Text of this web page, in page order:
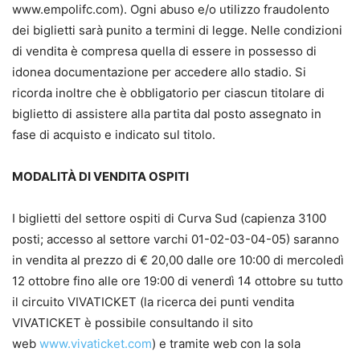
www.empolifc.com). Ogni abuso e/o utilizzo fraudolento
dei biglietti sarà punito a termini di legge. Nelle condizioni
di vendita è compresa quella di essere in possesso di
idonea documentazione per accedere allo stadio. Si
ricorda inoltre che è obbligatorio per ciascun titolare di
biglietto di assistere alla partita dal posto assegnato in
fase di acquisto e indicato sul titolo.
MODALITÀ DI VENDITA OSPITI
I biglietti del settore ospiti di Curva Sud (capienza 3100
posti; accesso al settore varchi 01-02-03-04-05) saranno
in vendita al prezzo di € 20,00 dalle ore 10:00 di mercoledì
12 ottobre fino alle ore 19:00 di venerdì 14 ottobre su tutto
il circuito VIVATICKET (la ricerca dei punti vendita
VIVATICKET è possibile consultando il sito
web www.vivaticket.com) e tramite web con la sola